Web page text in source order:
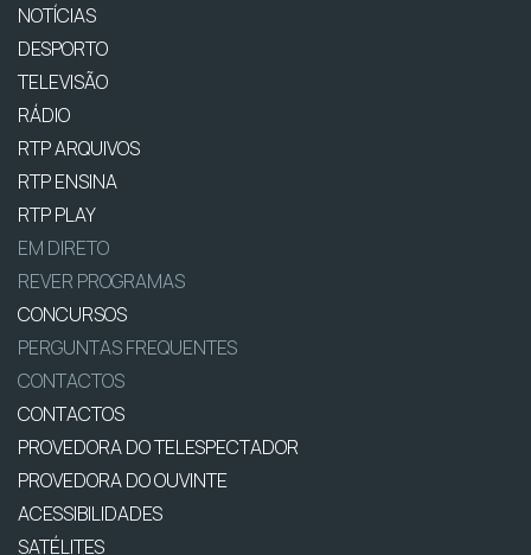
NOTÍCIAS
DESPORTO
TELEVISÃO
RÁDIO
RTP ARQUIVOS
RTP ENSINA
RTP PLAY
EM DIRETO
REVER PROGRAMAS
CONCURSOS
PERGUNTAS FREQUENTES
CONTACTOS
CONTACTOS
PROVEDORA DO TELESPECTADOR
PROVEDORA DO OUVINTE
ACESSIBILIDADES
SATÉLITES